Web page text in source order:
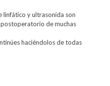
linfático y ultrasonida son
de muchas
haciéndolos de todas